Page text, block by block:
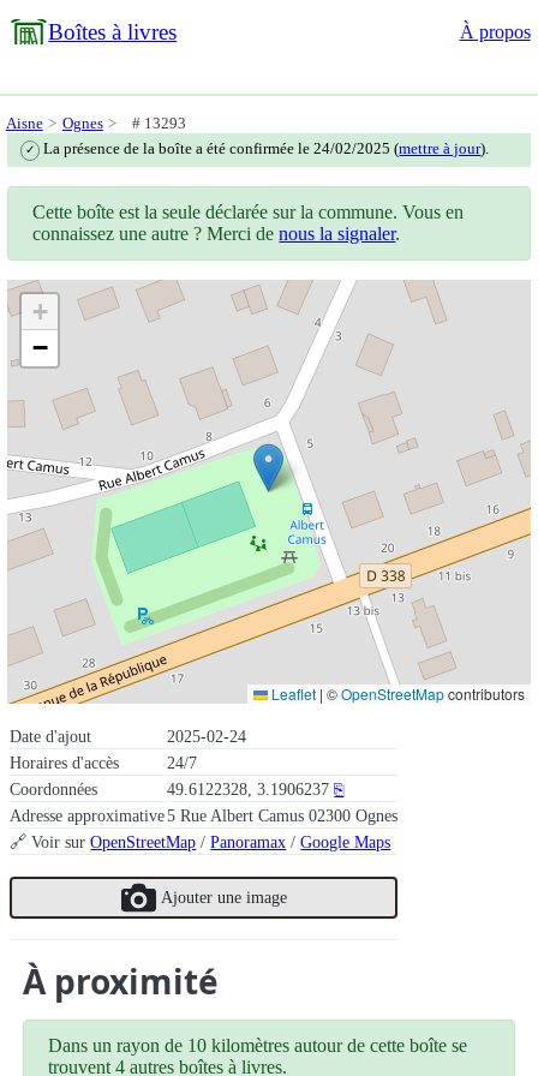
Boîtes à livres À propos
Aisne Ognes # 13293
✓ La présence de la boîte a été confirmée le 24/02/2025 (mettre à jour).
Date d'ajout
2025-02-24
Horaires d'accès
24/7
Coordonnées
49.6122328, 3.1906237 ⎘
Adresse approximative5 Rue Albert Camus 02300 Ognes
🔗 Voir surOpenStreetMap /Panoramax /Google Maps
Ajouter une image
Cette boîte est la seule déclarée sur la commune. Vous en
connaissez une autre ? Merci denous la signaler.
+
−
Leaflet | ©OpenStreetMapcontributors
À proximité
Dans un rayon de 10 kilomètres autour de cette boîte se
trouvent 4 autres boîtes à livres.